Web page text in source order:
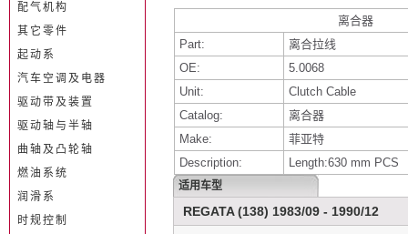
离合器
Part:
离合拉线
OE:
5.0068
Unit:
Clutch Cable
Catalog:
离合器
Make:
菲亚特
Description:
Length:630 mm PCS
适用车型
REGATA (138) 1983/09 - 1990/12
配气机构
其它零件
起动系
汽车空调及电器
驱动带及装置
驱动轴与半轴
曲轴及凸轮轴
燃油系统
润滑系
时规控制